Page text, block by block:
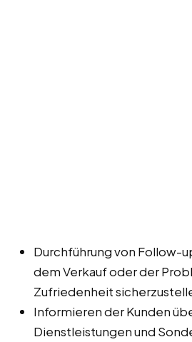
Durchführung von Follow-
dem Verkauf oder der
Zufriedenheit
Informieren der Kunden
Dienstleistungen und